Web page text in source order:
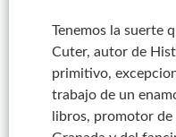
Tenemos la suerte
Cuter, autor de
primitivo,
trabajo de un
libros, promotor